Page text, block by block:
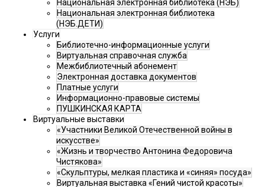
Национальная электронная библиотека (НЭБ)
Национальная электронная библиотека
(НЭБ.ДЕТИ)
Услуги
Библиотечно-информационные услуги
Виртуальная справочная служба
Межбиблиотечный абонемент
Электронная доставка документов
Платные услуги
Информационно-правовые системы
ПУШКИНСКАЯ КАРТА
Виртуальные выставки
«Участники Великой Отечественной войны в
искусстве»
«Жизнь и творчество Антонина Федоровича
Чистякова»
«Скульптуры, мелкая пластика и «синяя» посуда»
Виртуальная выставка «Гений чистой красоты»